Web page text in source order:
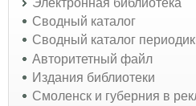
Электронная библиотека
Сводный каталог
Сводный каталог
Авторитетный файл
Издания библиотеки
Смоленск и губерния в